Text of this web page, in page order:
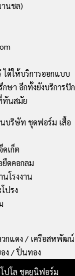
นชล)
ด้ให้บริการออกแบบ
ษา อีกทั้งยังบริการปัก
ทันสมัย
บริษัท ชุดฟอร์ม เสื้อ
เก็ต
ยืดคอกลม
โรงงาน
ปรง
กแดง / เครือสหพัฒน์
ง / ปิ่นทอง
โปโล ชุดยูนิฟอร์ม